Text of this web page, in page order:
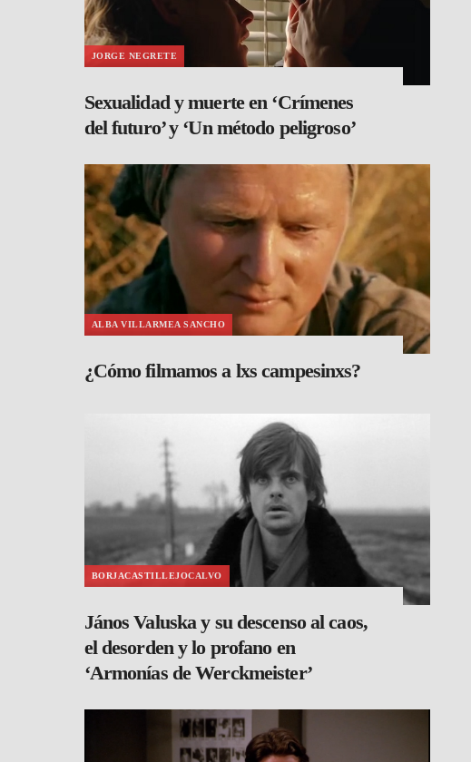
JORGE NEGRETE
Sexualidad y muerte en ‘Crímenes
del futuro’ y ‘Un método peligroso’
ALBA VILLARMEA SANCHO
¿Cómo filmamos a lxs campesinxs?
BORJACASTILLEJOCALVO
János Valuska y su descenso al caos,
el desorden y lo profano en
‘Armonías de Werckmeister’